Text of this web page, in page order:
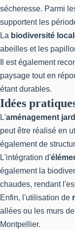
sécheresse. Parmi
supportent les
La biodiversité
abeilles et les
Il est également
paysage tout en
étant durables.
Idées
L'aménagement
peut être réalisé en
également de
L'intégration d'
également la
chaudes, rendant
Enfin, l'utilisation de
allées ou les murs
Montpellier.